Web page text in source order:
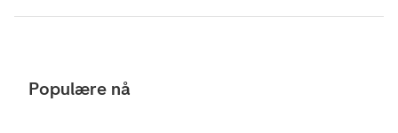
Populære nå